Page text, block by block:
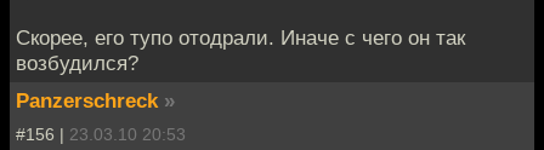
Скорее, его тупо отодрали. Иначе с чего он так
возбудился?
Panzerschreck »
#156 | 23.03.10 20:53